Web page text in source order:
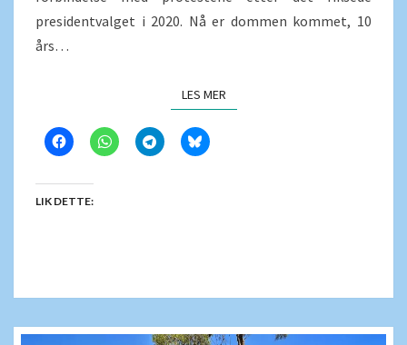
presidentvalget i 2020. Nå er dommen kommet, 10
års…
LES MERLES MER
LIK DETTE: